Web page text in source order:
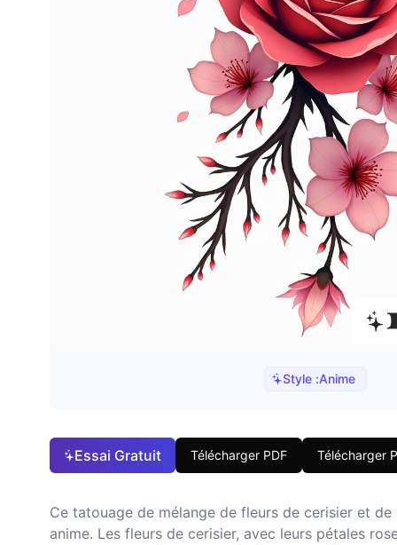
Style :Anime
Essai Gratuit Télécharger PDF Télécharger
Ce tatouage de mélange de fleurs de cerisier et
anime. Les fleurs de cerisier, avec leurs pétales